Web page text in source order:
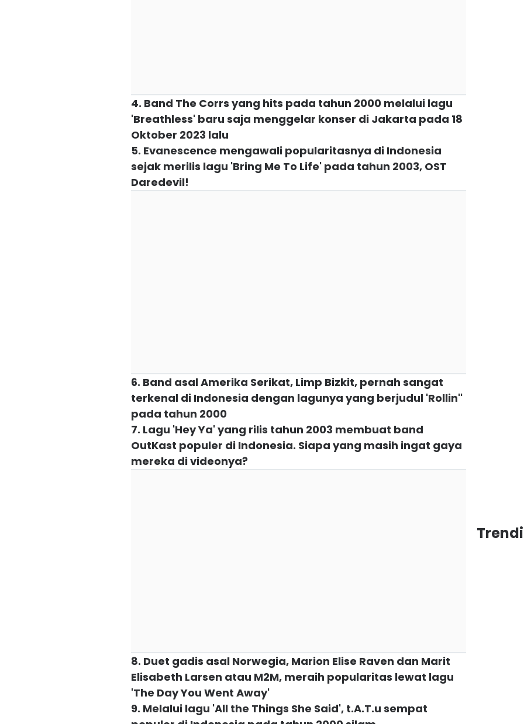
4. Band The Corrs yang hits pada tahun 2000 melalui lagu
'Breathless' baru saja menggelar konser di Jakarta pada 18
Oktober 2023 lalu
5. Evanescence mengawali popularitasnya di Indonesia
sejak merilis lagu 'Bring Me To Life' pada tahun 2003, OST
Daredevil!
6. Band asal Amerika Serikat, Limp Bizkit, pernah sangat
terkenal di Indonesia dengan lagunya yang berjudul 'Rollin''
pada tahun 2000
7. Lagu 'Hey Ya' yang rilis tahun 2003 membuat band
OutKast populer di Indonesia. Siapa yang masih ingat gaya
mereka di videonya?
8. Duet gadis asal Norwegia, Marion Elise Raven dan Marit
Elisabeth Larsen atau M2M, meraih popularitas lewat lagu
'The Day You Went Away'
9. Melalui lagu 'All the Things She Said', t.A.T.u sempat